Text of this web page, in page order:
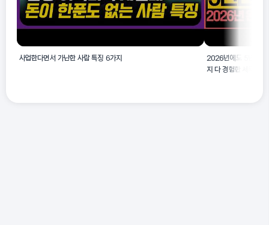
사업한다면서 가난한 사람 특징 6가지
2026년에도 5년간 세
지 다 경험한 세무사